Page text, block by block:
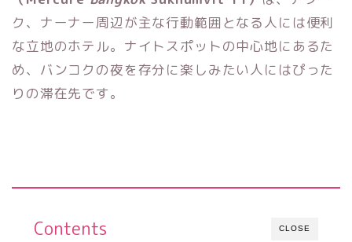
ク、ナーナー周辺が主な行動範囲となる人には便利
な立地のホテル。ナイトスポットの中心地にあるた
め、バンコクの夜を存分に楽しみたい人にはぴった
りの滞在先です。
CLOSE
Contents